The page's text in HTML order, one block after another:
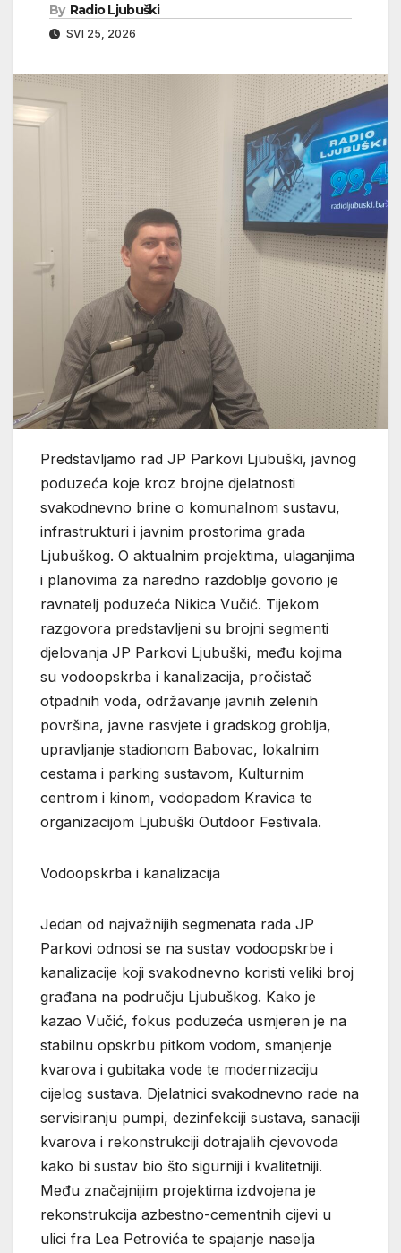
By Radio Ljubuški
SVI 25, 2026
Predstavljamo rad JP Parkovi Ljubuški, javnog
poduzeća koje kroz brojne djelatnosti
svakodnevno brine o komunalnom sustavu,
infrastrukturi i javnim prostorima grada
Ljubuškog. O aktualnim projektima, ulaganjima
i planovima za naredno razdoblje govorio je
ravnatelj poduzeća Nikica Vučić. Tijekom
razgovora predstavljeni su brojni segmenti
djelovanja JP Parkovi Ljubuški, među kojima
su vodoopskrba i kanalizacija, pročistač
otpadnih voda, održavanje javnih zelenih
površina, javne rasvjete i gradskog groblja,
upravljanje stadionom Babovac, lokalnim
cestama i parking sustavom, Kulturnim
centrom i kinom, vodopadom Kravica te
organizacijom Ljubuški Outdoor Festivala.
Vodoopskrba i kanalizacija
Jedan od najvažnijih segmenata rada JP
Parkovi odnosi se na sustav vodoopskrbe i
kanalizacije koji svakodnevno koristi veliki broj
građana na području Ljubuškog. Kako je
kazao Vučić, fokus poduzeća usmjeren je na
stabilnu opskrbu pitkom vodom, smanjenje
kvarova i gubitaka vode te modernizaciju
cijelog sustava. Djelatnici svakodnevno rade na
servisiranju pumpi, dezinfekciji sustava, sanaciji
kvarova i rekonstrukciji dotrajalih cjevovoda
kako bi sustav bio što sigurniji i kvalitetniji.
Među značajnijim projektima izdvojena je
rekonstrukcija azbestno-cementnih cijevi u
ulici fra Lea Petrovića te spajanje naselja